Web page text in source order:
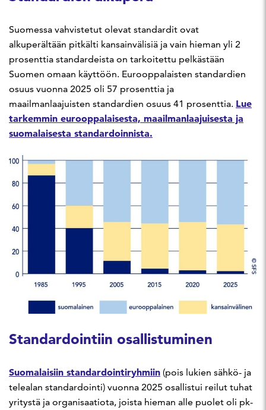
Suomessa vahvistetut olevat standardit ovat
alkuperältään pitkälti kansainvälisiä ja vain hieman yli 2
prosenttia standardeista on tarkoitettu pelkästään
Suomen omaan käyttöön. Eurooppalaisten standardien
osuus vuonna 2025 oli 57 prosenttia ja
maailmanlaajuisten standardien osuus 41 prosenttia. Lue
tarkemmin eurooppalaisesta, maailmanlaajuisesta ja
suomalaisesta standardoinnista.
Standardointiin osallistuminen
Suomalaisiin standardointiryhmiin (pois lukien sähkö- ja
telealan standardointi) vuonna 2025 osallistui reilut tuhat
yritystä ja organisaatiota, joista hieman alle puolet oli pk-